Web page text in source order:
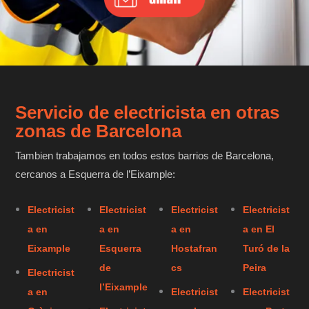
Servicio de electricista en otras
zonas de Barcelona
Tambien trabajamos en todos estos barrios de Barcelona,
cercanos a Esquerra de l’Eixample:
Electricist
a en
Eixample
Electricist
a en
Electricist
a en
Esquerra
de
l’Eixample
Electricist
a en
Hostafran
cs
Electricist
Electricist
a en El
Turó de la
Peira
Electricist